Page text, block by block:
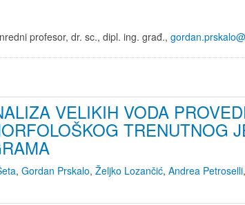
profesor, dr. sc., dipl. ing. građ.,
VELIKIH VODA
TRENUTNOG
, Gordan Prskalo, Željko Lozančić, Andrea Petroselli,